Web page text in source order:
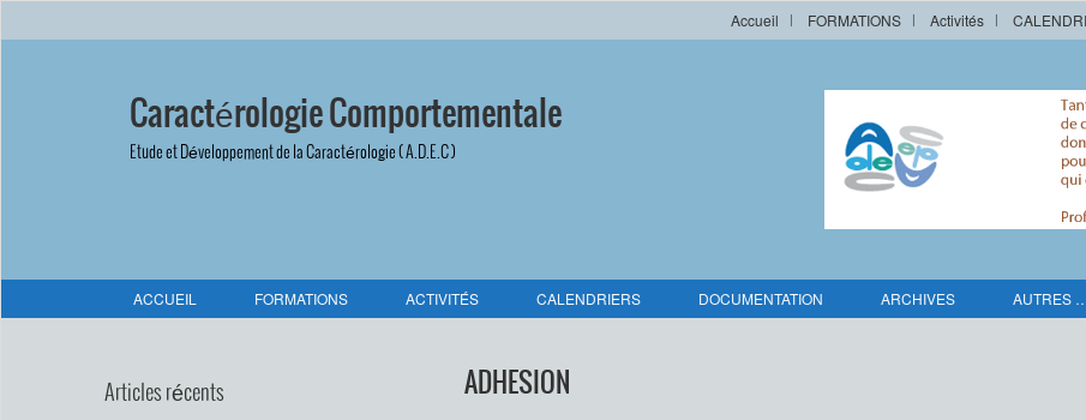
Accueil FORMATIONS Activités
Caractérologie Comportementale
Etude et Développement de la Caractérologie ( A.D.E.C )
ACCUEIL FORMATIONS ACTIVITÉS CALENDRIERS DOCUMENTATION ARCHIVES AUTRES
Articles récents ADHESION